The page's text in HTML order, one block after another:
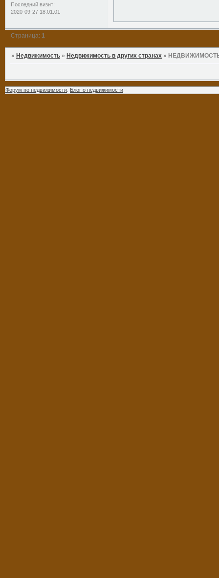
Последний визит:
2020-09-27 18:01:01
Страница: 1
» Недвижимость » Недвижимость в других странах »
Форум по недвижимости Блог о недвижимости